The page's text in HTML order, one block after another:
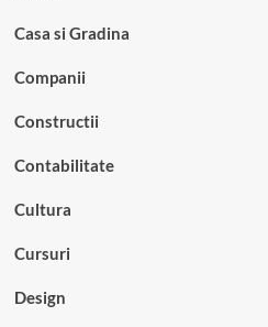
Casa si Gradina
Companii
Constructii
Contabilitate
Cultura
Cursuri
Design